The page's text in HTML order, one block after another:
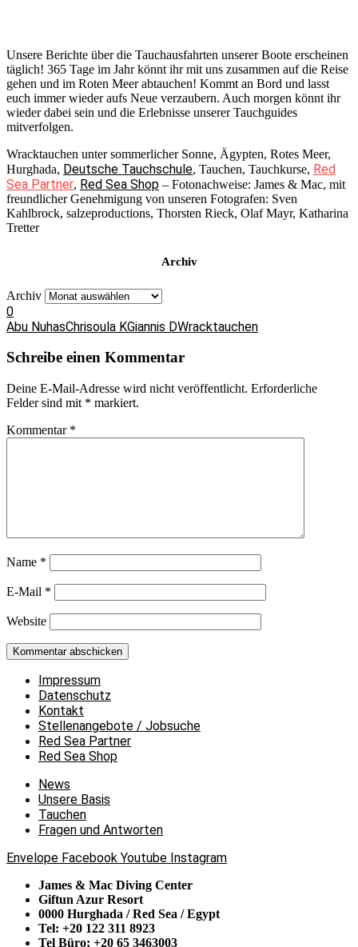
Unsere Berichte über die Tauchausfahrten unserer Boote erscheinen
täglich! 365 Tage im Jahr könnt ihr mit uns zusammen auf die Reise
gehen und im Roten Meer abtauchen! Kommt an Bord und lasst
euch immer wieder aufs Neue verzaubern. Auch morgen könnt ihr
wieder dabei sein und die Erlebnisse unserer Tauchguides
mitverfolgen.
Wracktauchen unter sommerlicher Sonne, Ägypten, Rotes Meer,
Hurghada, Deutsche Tauchschule, Tauchen, Tauchkurse, Red
Sea Partner, Red Sea Shop – Fotonachweise: James & Mac, mit
freundlicher Genehmigung von unseren Fotografen: Sven
Kahlbrock, salzeproductions, Thorsten Rieck, Olaf Mayr, Katharina
Tretter
Archiv
Archiv
0
Abu NuhasChrisoula KGiannis DWracktauchen
Schreibe einen Kommentar
Deine E-Mail-Adresse wird nicht veröffentlicht. Erforderliche
Felder sind mit * markiert.
Kommentar *
Name *
E-Mail *
Website
Impressum
Datenschutz
Kontakt
Stellenangebote / Jobsuche
Red Sea Partner
Red Sea Shop
News
Unsere Basis
Tauchen
Fragen und Antworten
Envelope Facebook Youtube Instagram
James & Mac Diving Center
Giftun Azur Resort
0000 Hurghada / Red Sea / Egypt
Tel: +20 122 311 8923
Tel Büro: +20 65 3463003